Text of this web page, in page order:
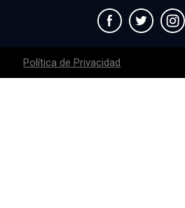
Política de Privacidad